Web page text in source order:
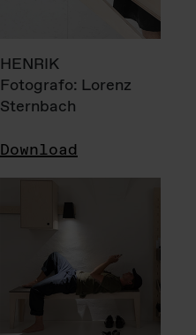
HENRIK
Fotografo: Lorenz
Sternbach
Download